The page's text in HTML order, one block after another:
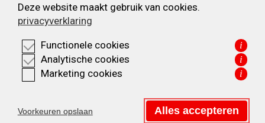
T:+31 (0) 23 525 7826
KVK: 34332355
BTW: NL820614877B01
Deze website maakt gebruik van cookies.
privacyverklaring
Functionele cookies i
Analytische cookies i
Marketing cookies i
Voorkeuren opslaan Alles accepteren